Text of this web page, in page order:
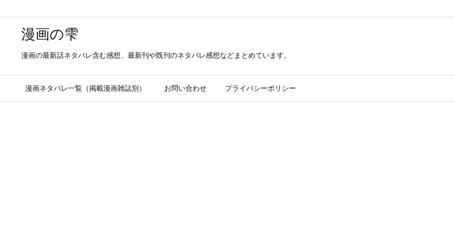
漫画の雫
漫画の最新話ネタバレ含む感想、最新刊や既刊のネタバレ感想などまとめています。
漫画ネタバレ一覧（掲載漫画雑誌別） お問い合わせ プライバシーポリシー